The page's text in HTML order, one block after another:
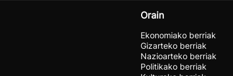
Orain
Ekonomiako berriak
Gizarteko berriak
Nazioarteko berriak
Politikako berriak